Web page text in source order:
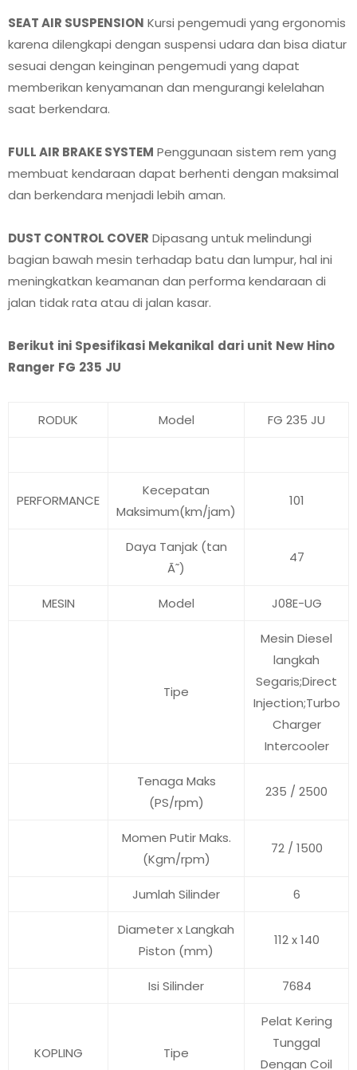
SEAT AIR SUSPENSION Kursi pengemudi yang ergonomis
karena dilengkapi dengan suspensi udara dan bisa diatur
sesuai dengan keinginan pengemudi yang dapat
memberikan kenyamanan dan mengurangi kelelahan
saat berkendara.
FULL AIR BRAKE SYSTEM Penggunaan sistem rem yang
membuat kendaraan dapat berhenti dengan maksimal
dan berkendara menjadi lebih aman.
DUST CONTROL COVER Dipasang untuk melindungi
bagian bawah mesin terhadap batu dan lumpur, hal ini
meningkatkan keamanan dan performa kendaraan di
jalan tidak rata atau di jalan kasar.
Berikut ini Spesifikasi Mekanikal dari unit New Hino
Ranger FG 235 JU
RODUK Model FG 235 JU
PERFORMANCE
Kecepatan
Maksimum(km/jam)
101
Daya Tanjak (tan
Ã˜)
47
MESIN Model J08E-UG
Tipe
Mesin Diesel
langkah
Segaris;Direct
Injection;Turbo
Charger
Intercooler
Tenaga Maks
(PS/rpm)
235 / 2500
Momen Putir Maks.
(Kgm/rpm)
72 / 1500
Jumlah Silinder 6
Diameter x Langkah
Piston (mm)
112 x 140
Isi Silinder 7684
KOPLING Tipe
Pelat Kering
Tunggal
Dengan Coil